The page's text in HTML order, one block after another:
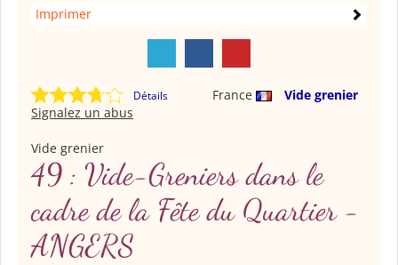
Imprimer
Détails France
Vide grenier
Signalez un abus
Vide grenier
49 : Vide-Greniers dans le
cadre de la Fête du Quartier -
ANGERS